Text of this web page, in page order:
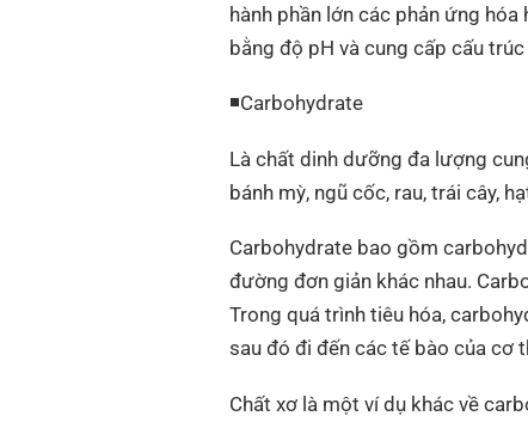
hành phần lớn các phản ứng
bằng độ pH và cung cấp cấu
◾Carbohydrate
Là chất dinh dưỡng đa lượng
bánh mỳ, ngũ cốc, rau, trái cây,
Carbohydrate bao gồm
đường đơn giản khác nhau.
Trong quá trình tiêu hóa,
sau đó đi đến các tế bào của cơ
Chất xơ là một ví dụ khác về